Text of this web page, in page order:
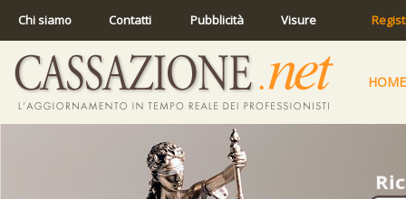
Chi siamo Contatti Pubblicità Visure
HOME